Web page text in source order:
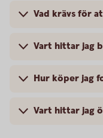
Vad krävs för
Vart hittar jag
Hur köper jag
Vart hittar jag